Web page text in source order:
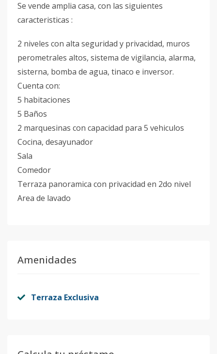
Se vende amplia casa, con las siguientes
caracteristicas :
2 niveles con alta seguridad y privacidad, muros
perometrales altos, sistema de vigilancia, alarma,
sisterna, bomba de agua, tinaco e inversor.
Cuenta con:
5 habitaciones
5 Baños
2 marquesinas con capacidad para 5 vehiculos
Cocina, desayunador
Sala
Comedor
Terraza panoramica con privacidad en 2do nivel
Area de lavado
Amenidades
Terraza Exclusiva